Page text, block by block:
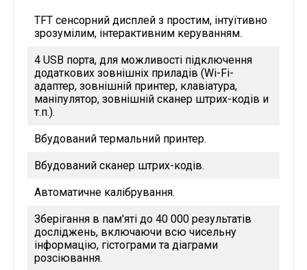
TFT сенсорний дисплей з простим, інтуїтивно
зрозумілим, інтерактивним керуванням.
4 USB порта, для можливості підключення
додаткових зовнішніх приладів (Wi-Fi-
адаптер, зовнішній принтер, клавіатура,
маніпулятор, зовнішній сканер штрих-кодів и
т.п.).
Вбудований термальний принтер.
Вбудований сканер штрих-кодів.
Автоматичне калібрування.
Зберігання в пам'яті до 40 000 результатів
досліджень, включаючи всю чисельну
інформацію, гістограми та діаграми
розсіювання.